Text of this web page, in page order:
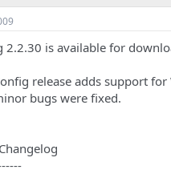
2.2.30 is available for
release adds support
bugs were fixed.